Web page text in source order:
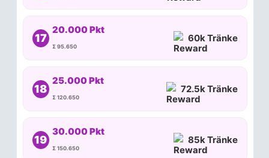
17
20.000 Pkt
Σ 95.650
60k Tränke
18
25.000 Pkt
Σ 120.650
72.5k Tränke
19
30.000 Pkt
Σ 150.650
85k Tränke